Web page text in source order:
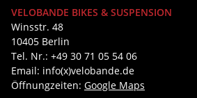
VELOBANDE BIKES & SUSPENSION
Winsstr. 48
10405 Berlin
Tel. Nr.: +49 30 71 05 54 06
Email: info(x)velobande.de
Öffnungzeiten: Google Maps